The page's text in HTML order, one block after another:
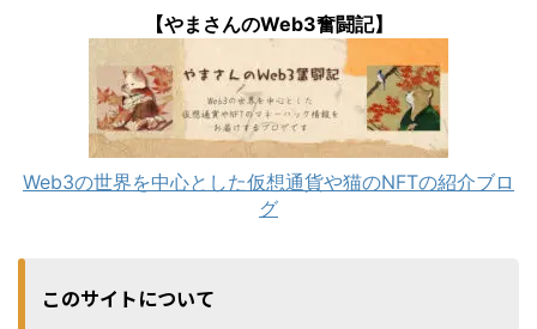
【やまさんのWeb3奮闘記】
Web3の世界を中心とした仮想通貨や猫のNFTの紹介ブロ
グ
このサイトについて